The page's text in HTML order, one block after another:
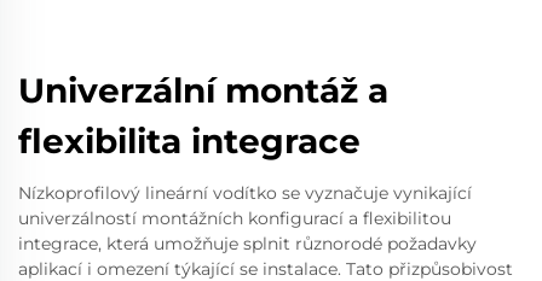
Univerzální montáž a
flexibilita integrace
Nízkoprofilový lineární vodítko se vyznačuje vynikající
univerzálností montážních konfigurací a flexibilitou
integrace, která umožňuje splnit různorodé požadavky
aplikací i omezení týkající se instalace. Tato přizpůsobivost